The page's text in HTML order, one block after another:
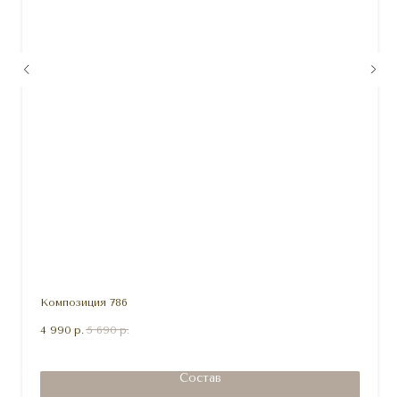
Композиция 786
4 990 р. 5 690 р.
Состав